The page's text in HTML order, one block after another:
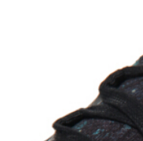
妻
の
军
aj
て